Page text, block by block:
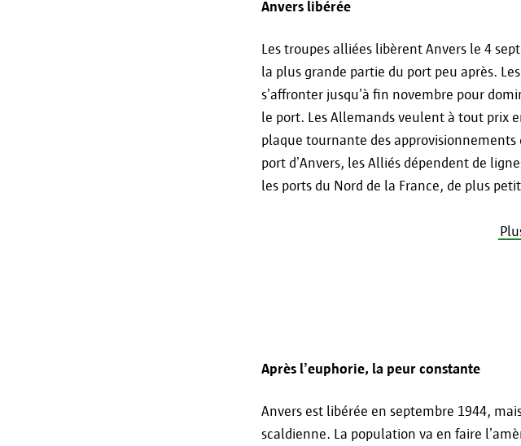
Anvers libérée
Les troupes alliées libèrent Anvers le 4
la plus grande partie du port peu après.
s’affronter jusqu’à fin novembre pour
le port. Les Allemands veulent à tout prix
plaque tournante des
port d’Anvers, les Alliés dépendent de
les ports du Nord de la France, de plus
Après l’euphorie, la peur constante
Anvers est libérée en septembre 1944,
scaldienne. La population va en faire